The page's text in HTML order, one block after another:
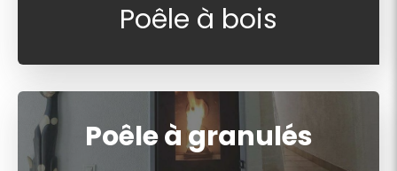
Poêle à bois
Poêle à granulés